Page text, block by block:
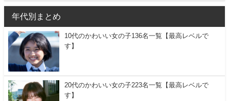
年代別まとめ
10代のかわいい女の子136名一覧【最高レベルで
す】
20代のかわいい女の子223名一覧【最高レベルで
す】